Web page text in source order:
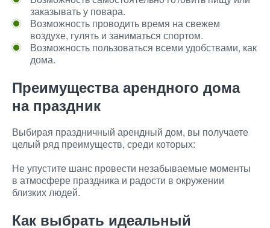
заказывать у повара.
Возможность проводить время на свежем
воздухе, гулять и заниматься спортом.
Возможность пользоваться всеми удобствами, как
дома.
Преимущества арендного дома
на праздник
Выбирая праздничный арендный дом, вы получаете
целый ряд преимуществ, среди которых:
Не упустите шанс провести незабываемые моменты
в атмосфере праздника и радости в окружении
близких людей.
Как выбрать идеальный